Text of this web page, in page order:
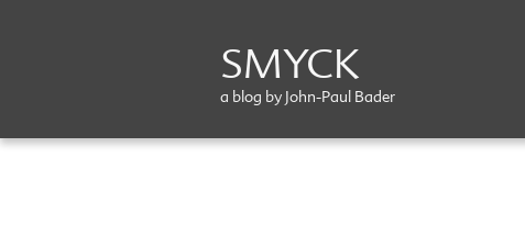
SMYCK
a blog by John-Paul Bader